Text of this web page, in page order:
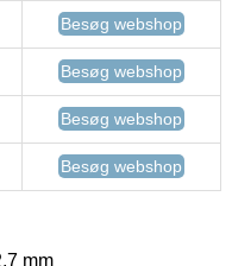
Besøg webshop
Besøg webshop
Besøg webshop
Besøg webshop
mm